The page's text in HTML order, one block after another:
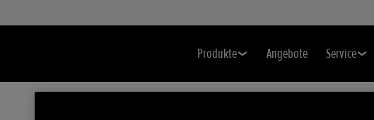
Produkte Angebote Service